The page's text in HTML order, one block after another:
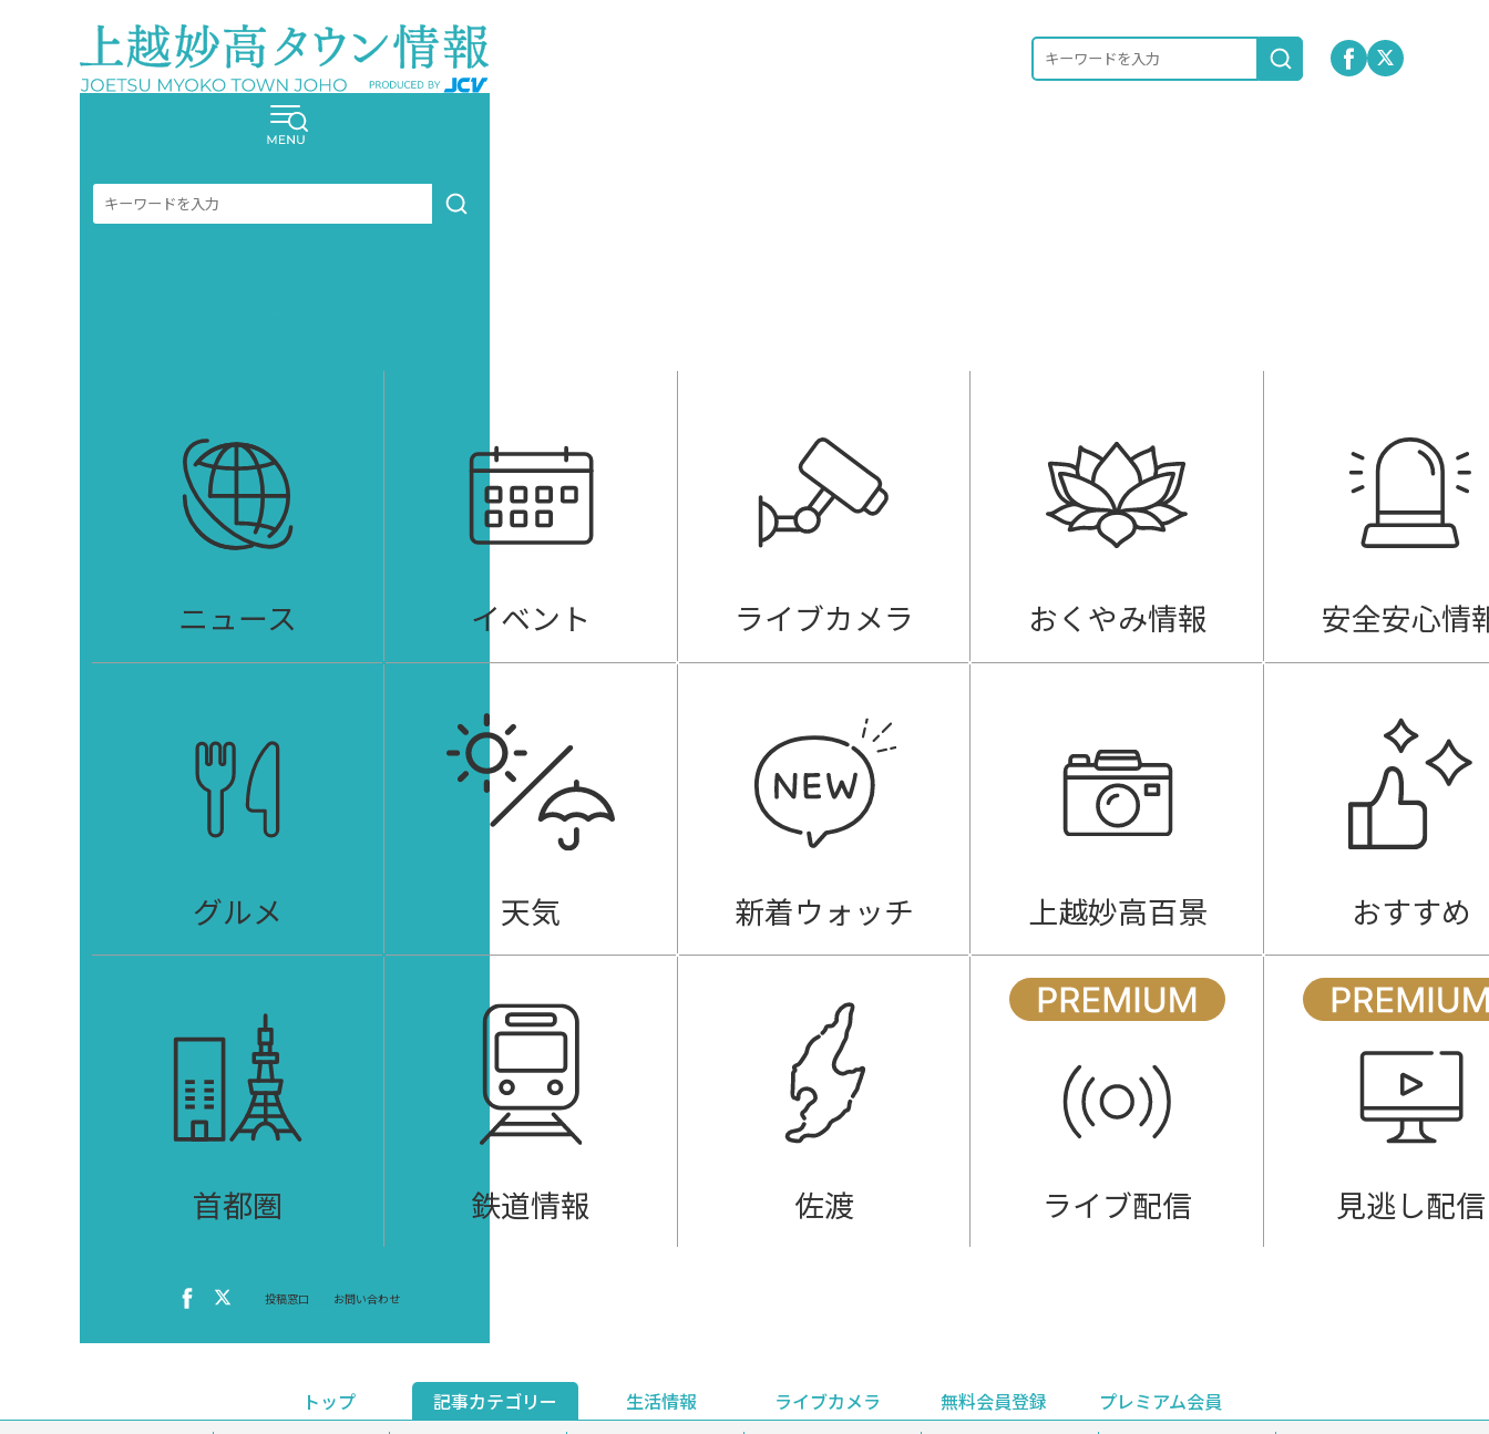
ニュース イベント ライブカメラ おくやみ情報 安全安心情
グルメ 天気 新着ウォッチ 上越妙高百景 おすすめ
首都圏 鉄道情報 佐渡 ライブ配信 見逃し配信
投稿窓口 お問い合わせ
トップ
記事カテゴリー
生活情報
ライブカメラ 無料会員登録
プレミアム会員